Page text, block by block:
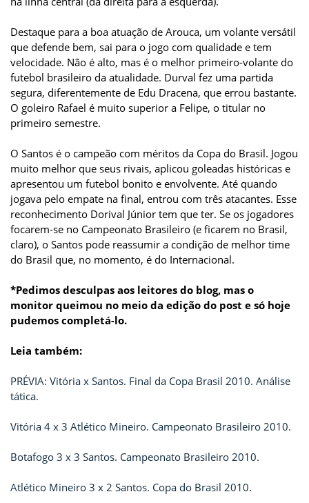
Destaque para a boa atuação de Arouca, um volante versátil
que defende bem, sai para o jogo com qualidade e tem
velocidade. Não é alto, mas é o melhor primeiro-volante do
futebol brasileiro da atualidade. Durval fez uma partida
segura, diferentemente de Edu Dracena, que errou bastante.
O goleiro Rafael é muito superior a Felipe, o titular no
primeiro semestre.
O Santos é o campeão com méritos da Copa do Brasil. Jogou
muito melhor que seus rivais, aplicou goleadas históricas e
apresentou um futebol bonito e envolvente. Até quando
jogava pelo empate na final, entrou com três atacantes. Esse
reconhecimento Dorival Júnior tem que ter. Se os jogadores
focarem-se no Campeonato Brasileiro (e ficarem no Brasil,
claro), o Santos pode reassumir a condição de melhor time
do Brasil que, no momento, é do Internacional.
*Pedimos desculpas aos leitores do blog, mas o
monitor queimou no meio da edição do post e só hoje
pudemos completá-lo.
Leia também:
PRÉVIA: Vitória x Santos. Final da Copa Brasil 2010. Análise
tática.
Vitória 4 x 3 Atlético Mineiro. Campeonato Brasileiro 2010.
Botafogo 3 x 3 Santos. Campeonato Brasileiro 2010.
Atlético Mineiro 3 x 2 Santos. Copa do Brasil 2010.